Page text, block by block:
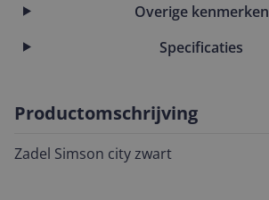
Overige kenmerken
Specificaties
Productomschrijving
Zadel Simson city zwart